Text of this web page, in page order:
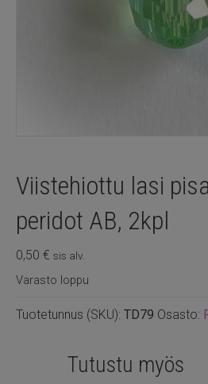
Viistehiottu lasi
peridot AB, 2kpl
0,50 € sis alv.
Varasto loppu
Tuotetunnus (SKU): TD79 Osasto:
Tutustu myös